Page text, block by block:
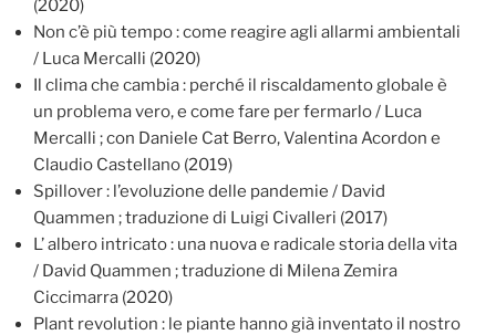
(2020)
Non c’è più tempo : come reagire agli allarmi ambientali
/ Luca Mercalli (2020)
Il clima che cambia : perché il riscaldamento globale è
un problema vero, e come fare per fermarlo / Luca
Mercalli ; con Daniele Cat Berro, Valentina Acordon e
Claudio Castellano (2019)
Spillover : l’evoluzione delle pandemie / David
Quammen ; traduzione di Luigi Civalleri (2017)
L’ albero intricato : una nuova e radicale storia della vita
/ David Quammen ; traduzione di Milena Zemira
Ciccimarra (2020)
Plant revolution : le piante hanno già inventato il nostro